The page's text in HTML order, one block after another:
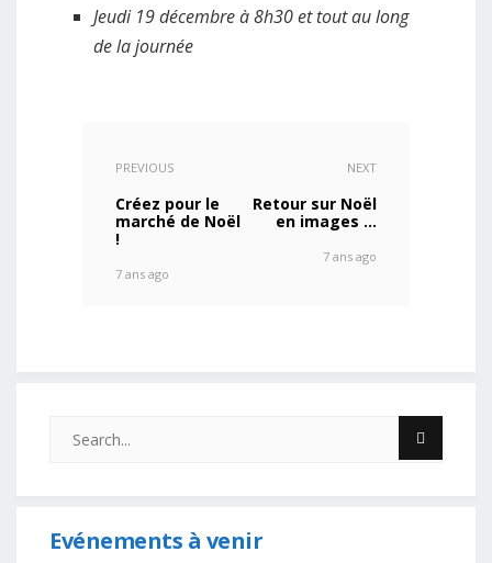
Jeudi 19 décembre à 8h30 et tout au long
de la journée
PREVIOUS
Créez pour le
marché de Noël
!
7 ans ago
NEXT
Retour sur Noël
en images …
7 ans ago
Evénements à venir